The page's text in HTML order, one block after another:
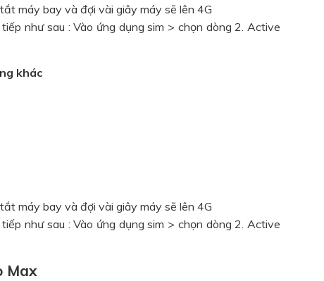
máy bay và đợi vài giây máy sẽ lên 4G
như sau : Vào ứng dụng sim > chọn dòng 2. Active
khác
máy bay và đợi vài giây máy sẽ lên 4G
như sau : Vào ứng dụng sim > chọn dòng 2. Active
Max